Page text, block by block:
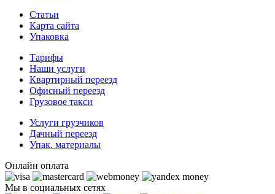
Статьи
Карта сайта
Упаковка
Тарифы
Наши услуги
Квартирный переезд
Офисный переезд
Грузовое такси
Услуги грузчиков
Дачный переезд
Упак. материалы
Онлайн оплата
Мы в социальных сетях